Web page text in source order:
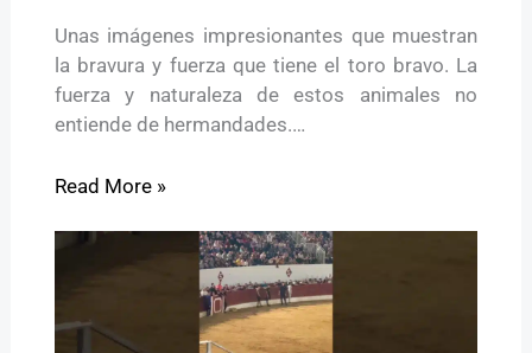
Unas imágenes impresionantes que muestran
la bravura y fuerza que tiene el toro bravo. La
fuerza y naturaleza de estos animales no
entiende de hermandades.…
Read More »